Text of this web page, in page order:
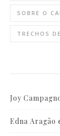
SOBRE O
TRECHOS
Joy
Edna Aragão